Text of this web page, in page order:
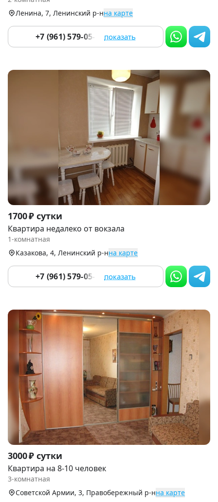
9
Ленина, 7, Ленинский р-нна карте
+7 (961) 579-05-51 показать
Item
1
of
1700 ₽ сутки
Квартира недалеко от вокзала
1-комнатная
Казакова, 4, Ленинский р-нна карте
+7 (961) 579-05-51 показать
Item
1
of
3000 ₽ сутки
Квартира на 8-10 человек
3-комнатная
Советской Армии, 3, Правобережный р-нна карте